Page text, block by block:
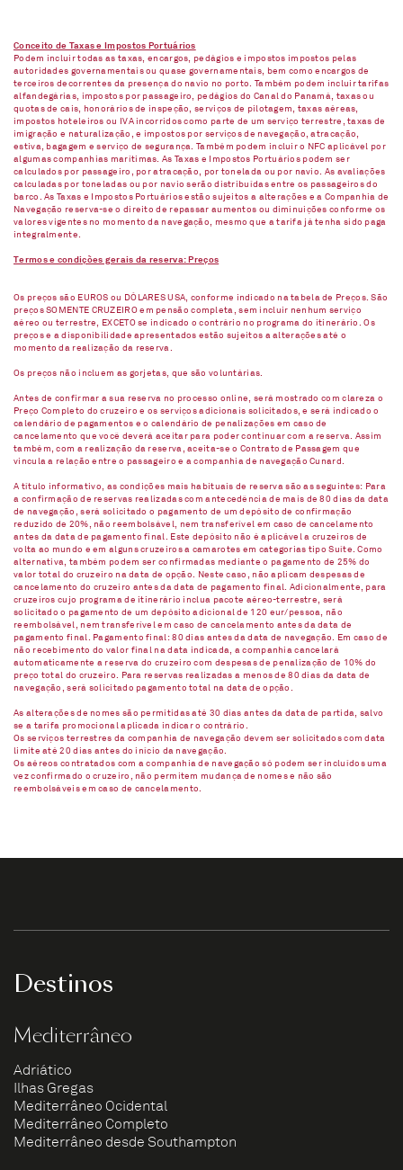
Conceito de Taxas e Impostos Portuários
Podem incluir todas as taxas, encargos, pedágios e impostos impostos pelas
autoridades governamentais ou quase governamentais, bem como encargos de
terceiros decorrentes da presença do navio no porto. Também podem incluir tarifas
alfandegárias, impostos por passageiro, pedágios do Canal do Panamá, taxas ou
quotas de cais, honorários de inspeção, serviços de pilotagem, taxas aéreas,
impostos hoteleiros ou IVA incorridos como parte de um serviço terrestre, taxas de
imigração e naturalização, e impostos por serviços de navegação, atracação,
estiva, bagagem e serviço de segurança. Também podem incluir o NFC aplicável por
algumas companhias marítimas. As Taxas e Impostos Portuários podem ser
calculados por passageiro, por atracação, por tonelada ou por navio. As avaliações
calculadas por toneladas ou por navio serão distribuídas entre os passageiros do
barco. As Taxas e Impostos Portuários estão sujeitos a alterações e a Companhia de
Navegação reserva-se o direito de repassar aumentos ou diminuições conforme os
valores vigentes no momento da navegação, mesmo que a tarifa já tenha sido paga
integralmente.
Termos e condições gerais da reserva: Preços
Os preços são EUROS ou DÓLARES USA, conforme indicado na tabela de Preços. São
preços SOMENTE CRUZEIRO em pensão completa, sem incluir nenhum serviço
aéreo ou terrestre, EXCETO se indicado o contrário no programa do itinerário. Os
preços e a disponibilidade apresentados estão sujeitos a alterações até o
momento da realização da reserva.
Os preços não incluem as gorjetas, que são voluntárias.
Antes de confirmar a sua reserva no processo online, será mostrado com clareza o
Preço Completo do cruzeiro e os serviços adicionais solicitados, e será indicado o
calendário de pagamentos e o calendário de penalizações em caso de
cancelamento que você deverá aceitar para poder continuar com a reserva. Assim
também, com a realização da reserva, aceita-se o Contrato de Passagem que
vincula a relação entre o passageiro e a companhia de navegação Cunard.
A título informativo, as condições mais habituais de reserva são as seguintes: Para
a confirmação de reservas realizadas com antecedência de mais de 80 dias da data
de navegação, será solicitado o pagamento de um depósito de confirmação
reduzido de 20%, não reembolsável, nem transferível em caso de cancelamento
antes da data de pagamento final. Este depósito não é aplicável a cruzeiros de
volta ao mundo e em alguns cruzeiros a camarotes em categorias tipo Suíte. Como
alternativa, também podem ser confirmadas mediante o pagamento de 25% do
valor total do cruzeiro na data de opção. Neste caso, não aplicam despesas de
cancelamento do cruzeiro antes da data de pagamento final. Adicionalmente, para
cruzeiros cujo programa de itinerário inclua pacote aéreo-terrestre, será
solicitado o pagamento de um depósito adicional de 120 eur/pessoa, não
reembolsável, nem transferível em caso de cancelamento antes da data de
pagamento final. Pagamento final: 80 dias antes da data de navegação. Em caso de
não recebimento do valor final na data indicada, a companhia cancelará
automaticamente a reserva do cruzeiro com despesas de penalização de 10% do
preço total do cruzeiro. Para reservas realizadas a menos de 80 dias da data de
navegação, será solicitado pagamento total na data de opção.
As alterações de nomes são permitidas até 30 dias antes da data de partida, salvo
se a tarifa promocional aplicada indicar o contrário.
Os serviços terrestres da companhia de navegação devem ser solicitados com data
limite até 20 dias antes do início da navegação.
Os aéreos contratados com a companhia de navegação só podem ser incluídos uma
vez confirmado o cruzeiro, não permitem mudança de nomes e não são
reembolsáveis em caso de cancelamento.​
Destinos
Mediterrâneo
Adriático
Ilhas Gregas
Mediterrâneo Ocidental
Mediterrâneo Completo
Mediterrâneo desde Southampton